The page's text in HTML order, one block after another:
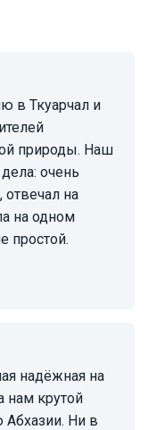
природы. Наш
очень
на
на одном
простой.
нам крутой
Ни в